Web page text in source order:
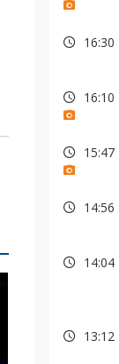
16:30
16:10
15:47
14:56
14:04
13:12